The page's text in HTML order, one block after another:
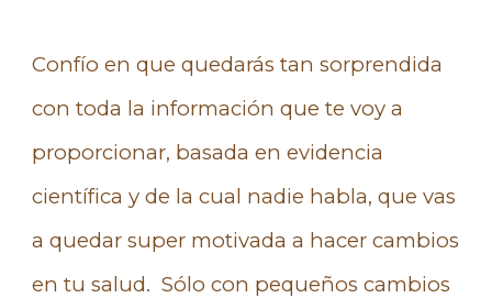
Confío en que quedarás tan sorprendida
con toda la información que te voy a
proporcionar, basada en evidencia
científica y de la cual nadie habla, que vas
a quedar super motivada a hacer cambios
en tu salud. Sólo con pequeños cambios